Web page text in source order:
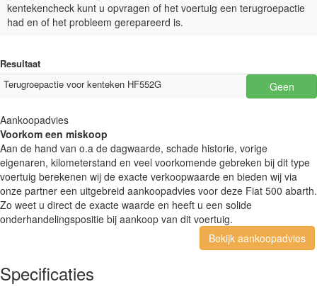
kentekencheck kunt u opvragen of het voertuig een terugroepactie
had en of het probleem gerepareerd is.
Resultaat
Terugroepactie voor kenteken HF552G
Geen
Aankoopadvies
Voorkom een miskoop
Aan de hand van o.a de dagwaarde, schade historie, vorige
eigenaren, kilometerstand en veel voorkomende gebreken bij dit type
voertuig berekenen wij de exacte verkoopwaarde en bieden wij via
onze partner een uitgebreid aankoopadvies voor deze Fiat 500 abarth.
Zo weet u direct de exacte waarde en heeft u een solide
onderhandelingspositie bij aankoop van dit voertuig.
Bekijk aankoopadvies
Specificaties